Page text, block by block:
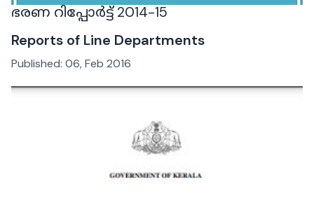
ഭരണ റിപ്പോര്‍ട്ട് 2014-15
Reports of Line Departments
Published: 06, Feb 2016